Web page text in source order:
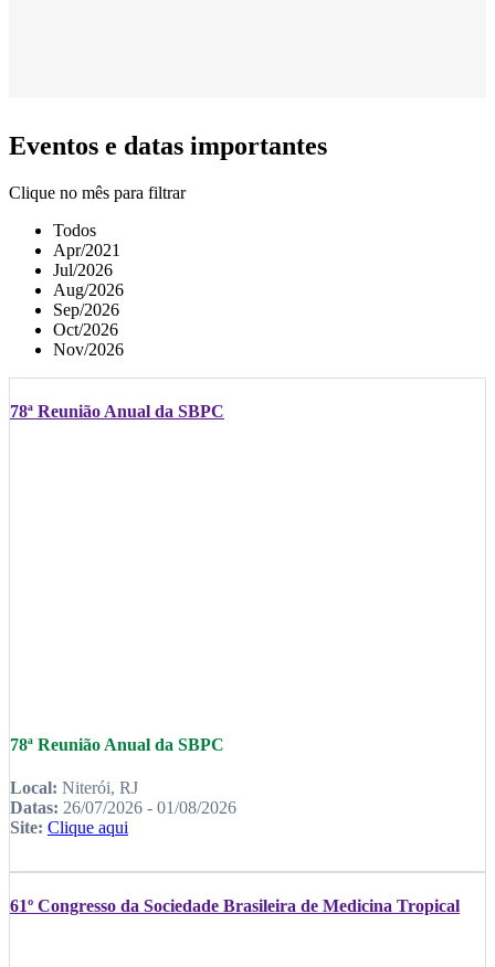
Eventos e datas importantes
Clique no mês para filtrar
Todos
Apr/2021
Jul/2026
Aug/2026
Sep/2026
Oct/2026
Nov/2026
78ª Reunião Anual da SBPC
78ª Reunião Anual da SBPC
Local: Niterói, RJ
Datas: 26/07/2026 - 01/08/2026
Site: Clique aqui
61º Congresso da Sociedade Brasileira de Medicina Tropical